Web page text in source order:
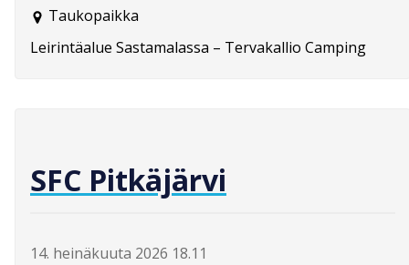
Taukopaikka
Leirintäalue Sastamalassa – Tervakallio Camping
SFC Pitkäjärvi
14. heinäkuuta 2026 18.11